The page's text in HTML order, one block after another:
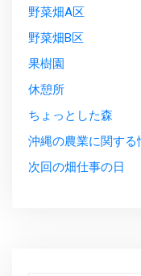
野菜畑A区
野菜畑B区
果樹園
休憩所
ちょっとした森
沖縄の農業に関する
次回の畑仕事の日